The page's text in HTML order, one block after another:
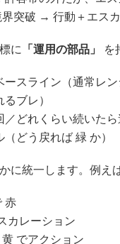
界突破 → 行動＋エス
に 「運用の部品」 を
ースライン（通常レン
ブレ）
どれくらい続いたら
どう戻れば 緑 か）
に統一します。例えば
赤
カレーション
でアクション